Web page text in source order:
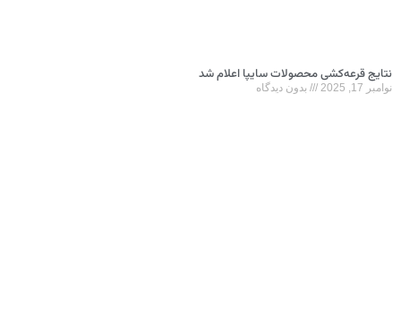
نتایج قرعه‌کشی محصولات سایپا اعلام شد
نوامبر 17, 2025 بدون دیدگاه